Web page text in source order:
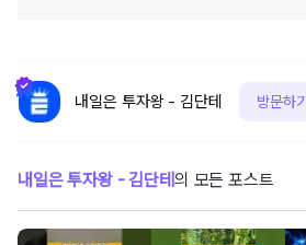
내일은 투자왕 - 김단테 방문하기
내일은 투자왕 - 김단테 의 모든 포스트